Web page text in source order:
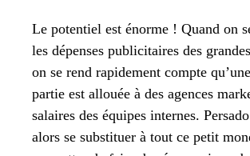
Le potentiel est énorme ! Quand on
les dépenses publicitaires des
on se rend rapidement compte
partie est allouée à des agences
salaires des équipes internes.
alors se substituer à tout ce petit